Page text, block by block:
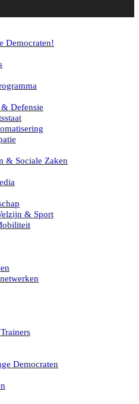
Democraten!
Defensie
& Sociale Zaken
& Sport
Democraten